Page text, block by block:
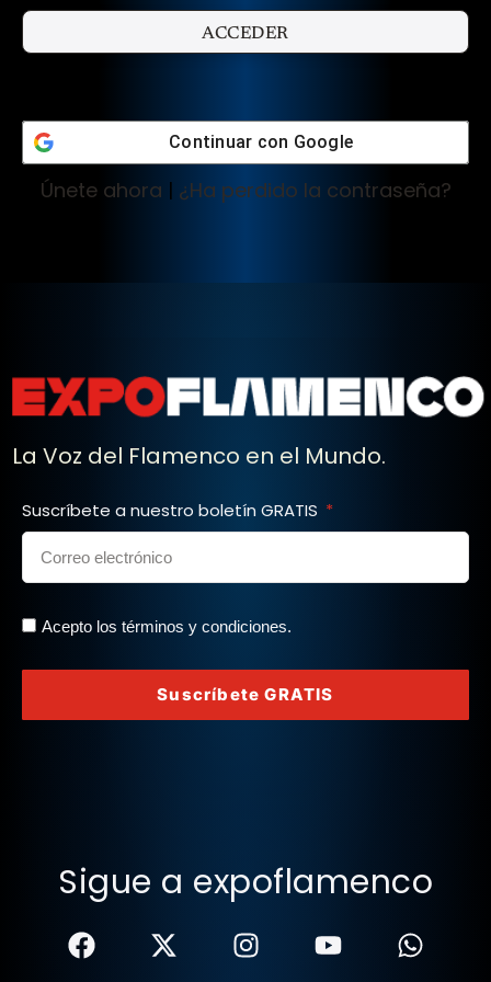
Continuar con Google
Únete ahora | ¿Ha perdido la contraseña?
La Voz del Flamenco en el Mundo.
Suscríbete a nuestro boletín GRATIS
Acepto los términos y condiciones.
Suscríbete GRATIS
Sigue a expoflamenco